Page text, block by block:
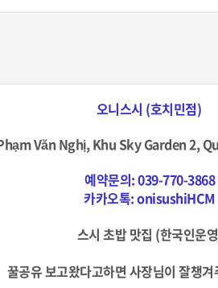
오니스시 (호치민점)
Văn Nghị, Khu Sky Garden 2,
예약문의:039-770-3868
카카오톡:onisushiHCM
스시 초밥 맛집 (한국인운
꿀공유 보고왔다고하면 사장님이 잘챙